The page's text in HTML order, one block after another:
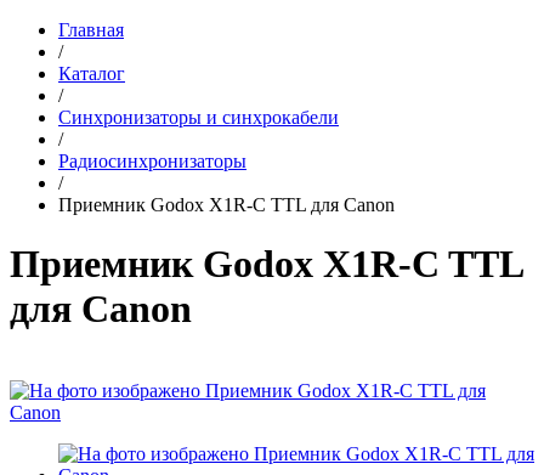
Главная
/
Каталог
/
Синхронизаторы и синхрокабели
/
Радиосинхронизаторы
/
Приемник Godox X1R-C TTL для Canon
Приемник Godox X1R-C TTL
для Canon